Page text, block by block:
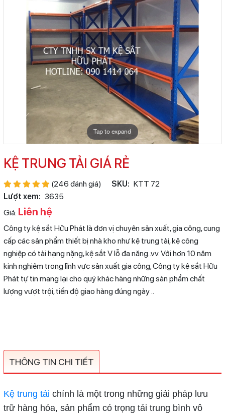
Tap to expand
KỆ TRUNG TẢI GIÁ RẺ
(246 đánh giá) SKU: KTT 72
Lượt xem: 3635
Giá: Liên hệ
Công ty kệ sắt Hữu Phát là đơn vị chuyên sản xuất, gia công, cung
cấp các sản phẩm thiết bị nhà kho như kệ trung tải, kệ công
nghiệp có tải hạng nặng, kệ sắt V lỗ đa năng..vv. Với hơn 10 năm
kinh nghiệm trong lĩnh vực sản xuất gia công, Công ty kệ sắt Hữu
Phát tự tin mang lại cho quý khác hàng những sản phẩm chất
lượng vượt trội, tiến độ giao hàng đúng ngày ..
THÔNG TIN CHI TIẾT
Kệ trung tải chính là một trong những giải pháp lưu
trữ hàng hóa, sản phẩm có trọng tải trung bình vô